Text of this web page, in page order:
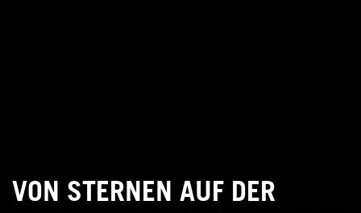
VON STERNEN AUF DER